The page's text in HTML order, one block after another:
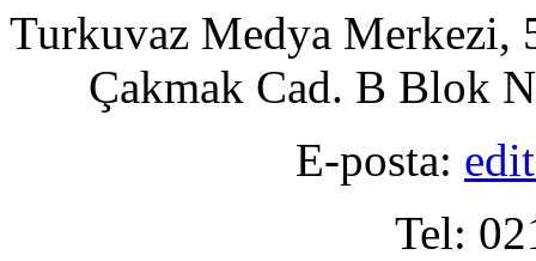
Turkuvaz Medya Merkezi,
Çakmak Cad. B Blok
E-posta:
Tel: